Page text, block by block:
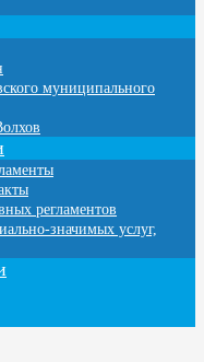
муниципального
регламентов
значимых услуг,